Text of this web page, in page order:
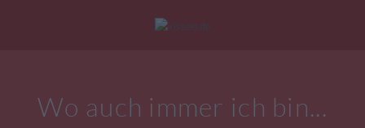
Wo auch immer ich bin...